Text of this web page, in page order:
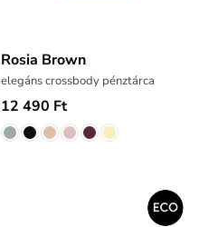
Rosia Brown
elegáns crossbody pénztárca
12 490 Ft